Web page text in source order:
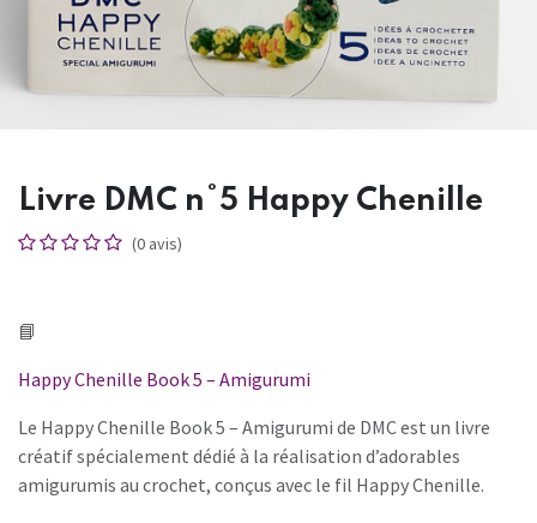
Livre DMC n°5 Happy Chenille
(0 avis)
📘
Happy Chenille Book 5 – Amigurumi
Le Happy Chenille Book 5 – Amigurumi de DMCest un livre
créatif spécialement dédié à la réalisation d’adorables
amigurumis au crochet, conçus avec le fil Happy Chenille.